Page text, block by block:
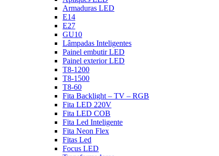
Armaduras LED
E14
E27
GU10
Lâmpadas Inteligentes
Painel embutir LED
Painel exterior LED
T8-1200
T8-1500
T8-60
Fita Backlight – TV – RGB
Fita LED 220V
Fita LED COB
Fita Led Inteligente
Fita Neon Flex
Fitas Led
Focus LED